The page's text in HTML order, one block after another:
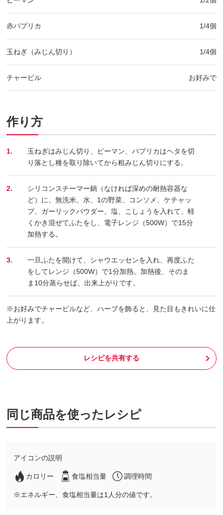
赤パプリカ 1/4個
玉ねぎ（みじん切り） 1/4個
チャービル お好みで
作り方
1.
玉ねぎはみじん切り、ピーマン、パプリカはヘタを切
り落とし種を取り除いてから粗みじん切りにする。
2.
シリコンスチーマー鍋（なければ深めの耐熱容器な
ど）に、無洗米、水、1の野菜、コンソメ、ケチャッ
プ、ガーリックパウダー、塩、こしょうを入れて、軽
くかき混ぜてふたをし、電子レンジ（500W）で15分
加熱する。
3.
一旦ふたを開けて、シャウエッセンを入れ、再度ふた
をしてレンジ（500W）で1分加熱。加熱後、そのま
ま10分蒸らせば、出来上がりです。
※お好みでチャービルなど、ハーブを飾ると、見た目もきれいに仕
上がります。
レシピを共有する
同じ商品を使ったレシピ
アイコンの説明
カロリー 食塩相当量 調理時間
※エネルギー、食塩相当量は1人分の値です。